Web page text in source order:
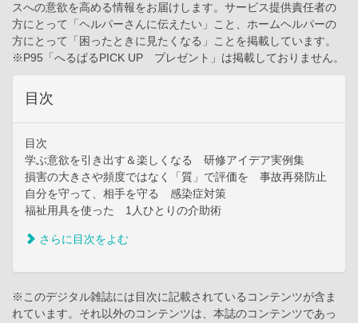
スへの意欲を高める情報をお届けします。サービス提供責任者の
方にとって「ヘルパーさんに伝えたい」こと、ホームヘルパーの
方にとって「困ったときに見たくなる」ことを掲載しています。
※P95「へるぱるPICK UP プレゼント」は掲載しておりません。
目次
目次
学ぶ意欲を引き出す＆楽しくなる 研修アイデア実例集
損害の大きさや頻度ではなく「質」で評価を 事故再発防止
自分を守って、相手を守る 感染症対策
福祉用具を使った 1人ひとりの介助術
さらに目次をよむ
※このデジタル雑誌には目次に記載されているコンテンツが含ま
れています。それ以外のコンテンツは、本誌のコンテンツであっ